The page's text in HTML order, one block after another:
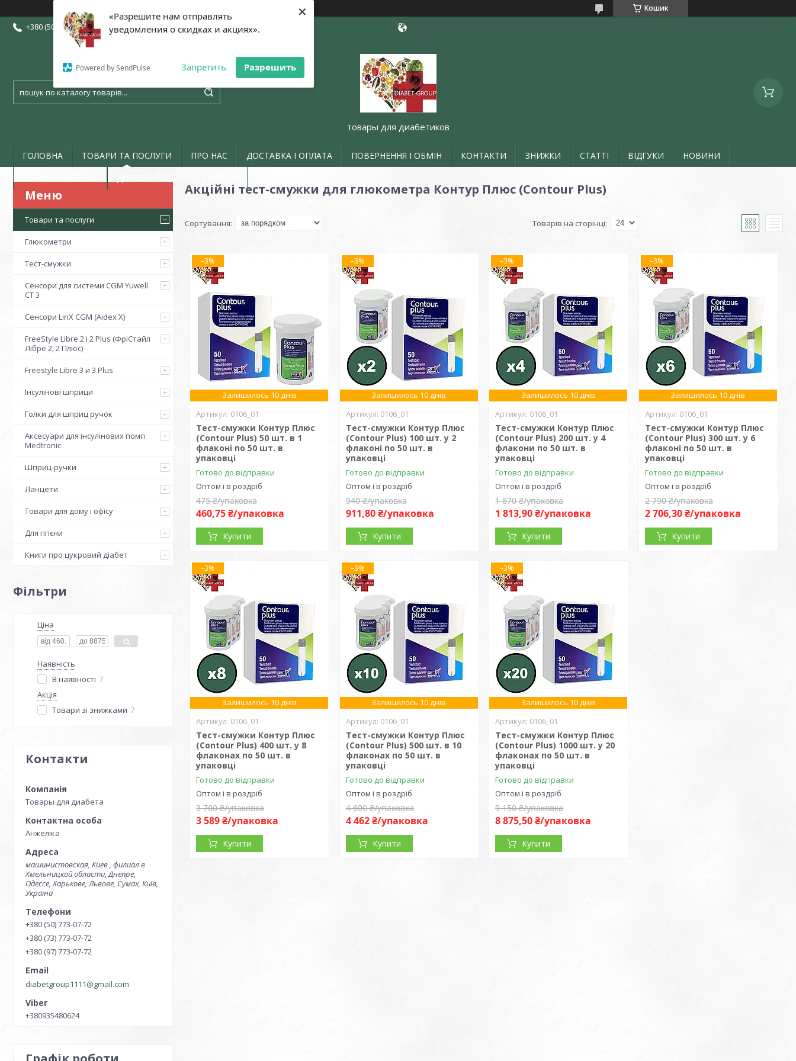
«Разрешите нам отправлять
уведомления о скидках и акциях».
Powered by SendPulse Запретить Разрешить
× Кошик
+380 (50) 773-07-72 +380 (73) 773-07-72 +380 (97) 773-07-72
товары для диабетиков
ГОЛОВНА ТОВАРИ ТА ПОСЛУГИ ПРО НАС ДОСТАВКА І ОПЛАТА ПОВЕРНЕННЯ І ОБМІН КОНТАКТИ ЗНИЖКИ СТАТТІ ВІДГУКИ
НОВИНИ
Товари та послуги
Глюкометри
Тест-смужки
Сенсори для системи CGM Yuwell
CT 3
Сенсори LinX CGM (Aidex X)
FreeStyle Libre 2 і 2 Plus (ФріСтайл
Лібре 2, 2 Плюс)
Freestyle Libre 3 и 3 Plus
Інсулінові шприци
Голки для шприц ручок
Аксесуари для інсулінових помп
Medtronic
Шприц-ручки
Ланцети
Товари для дому і офісу
Для гігієни
Книги про цукровий діабет
Фільтри
Ціна
Наявність
В наявності 7
Акція
Товари зі знижками 7
Контакти
Товары для диабета
Анжеліка
машинистовская, Киев , филиал в
Хмельницкой области, Днепре,
Одессе, Харькове, Львове, Сумах, Київ,
Україна
+380 (50) 773-07-72
+380 (73) 773-07-72
+380 (97) 773-07-72
diabetgroup1111@gmail.com
+380935480624
Акційні тест-смужки для глюкометра Контур Плюс (Contour Plus)
–3%
Залишилось 10 днів
0106_01
Тест-смужки Контур Плюс
(Contour Plus) 50 шт. в 1
флаконі по 50 шт. в
упаковці
Готово до відправки
Оптом і в роздріб
475 ₴/упаковка
460,75 ₴/упаковка
Купити
–3%
Залишилось 10 днів
0106_01
Тест-смужки Контур Плюс
(Contour Plus) 100 шт. у 2
флаконі по 50 шт. в
упаковці
Готово до відправки
Оптом і в роздріб
940 ₴/упаковка
911,80 ₴/упаковка
Купити
–3%
Залишилось 10 днів
0106_01
Тест-смужки Контур Плюс
(Contour Plus) 200 шт. у 4
флакони по 50 шт. в
упаковці
Готово до відправки
Оптом і в роздріб
1 870 ₴/упаковка
1 813,90 ₴/упаковка
Купити
–3%
Залишилось 10 днів
0106_01
Тест-смужки Контур Плюс
(Contour Plus) 300 шт. у 6
флаконі по 50 шт. в
упаковці
Готово до відправки
Оптом і в роздріб
2 790 ₴/упаковка
2 706,30 ₴/упаковка
Купити
–3%
Залишилось 10 днів
0106_01
Тест-смужки Контур Плюс
(Contour Plus) 400 шт. у 8
флаконах по 50 шт. в
упаковці
Готово до відправки
Оптом і в роздріб
3 700 ₴/упаковка
3 589 ₴/упаковка
Купити
–3%
Залишилось 10 днів
0106_01
Тест-смужки Контур Плюс
(Contour Plus) 500 шт. в 10
флаконах по 50 шт. в
упаковці
Готово до відправки
Оптом і в роздріб
4 600 ₴/упаковка
4 462 ₴/упаковка
Купити
–3%
Залишилось 10 днів
0106_01
Тест-смужки Контур Плюс
(Contour Plus) 1000 шт. у 20
флаконах по 50 шт. в
упаковці
Готово до відправки
Оптом і в роздріб
9 150 ₴/упаковка
8 875,50 ₴/упаковка
Купити